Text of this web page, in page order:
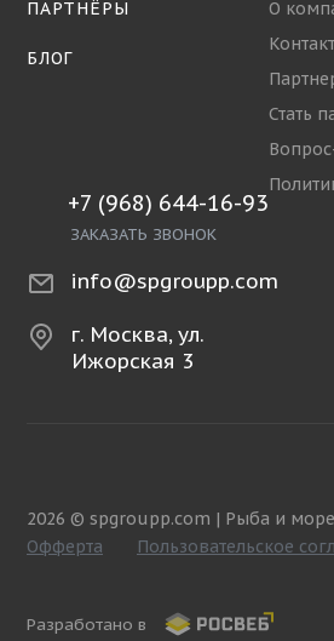
ПАРТНЁРЫ
БЛОГ
О
Стать
+7 (968) 644-16-93
ЗАКАЗАТЬ ЗВОНОК
info@spgroupp.com
г. Москва, ул.
Ижорская 3
2026 © spgroupp.com | Рыба и
Офферта
Пользовательское
Разработано в